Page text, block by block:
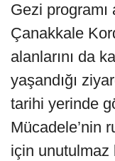
Gezi programı
Çanakkale
alanlarını da
yaşandığı
tarihi yerinde
Mücadele’nin
için unutulmaz